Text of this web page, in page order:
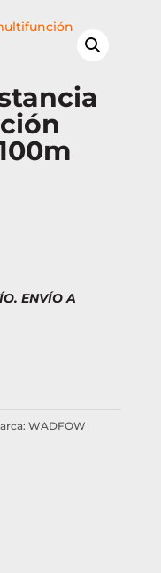
ENVÍO A
WADFOW